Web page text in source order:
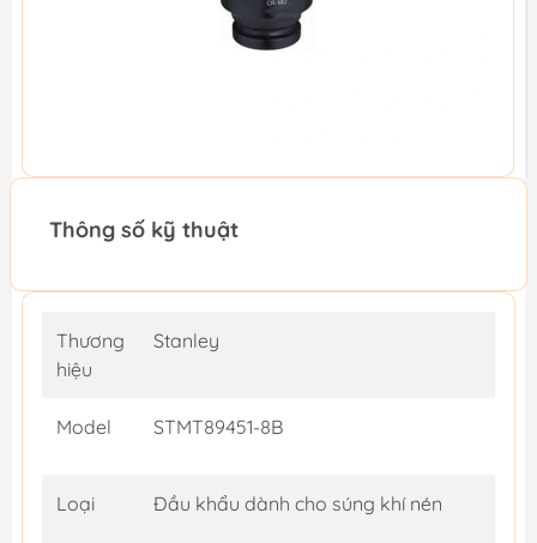
Thông số kỹ thuật
Thương
hiệu
Stanley
Model STMT89451-8B
Loại Đầu khẩu dành cho súng khí nén